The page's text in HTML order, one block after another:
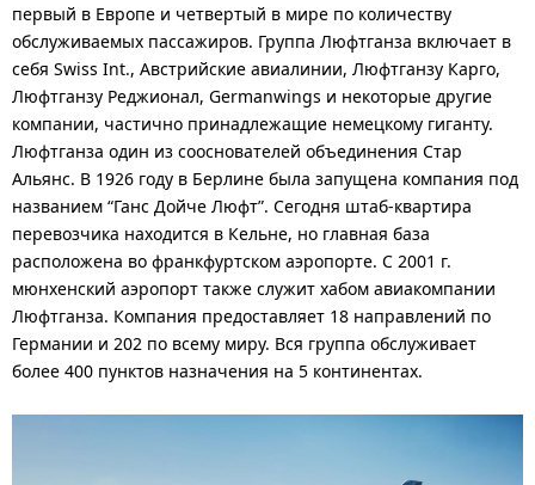
первый в Европе и четвертый в мире по количеству
обслуживаемых пассажиров. Группа Люфтганза включает в
себя Swiss Int., Австрийские авиалинии, Люфтганзу Карго,
Люфтганзу Реджионал, Germanwings и некоторые другие
компании, частично принадлежащие немецкому гиганту.
Люфтганза один из сооснователей объединения Стар
Альянс. В 1926 году в Берлине была запущена компания под
названием “Ганс Дойче Люфт”. Сегодня штаб-квартира
перевозчика находится в Кельне, но главная база
расположена во франкфуртском аэропорте. С 2001 г.
мюнхенский аэропорт также служит хабом авиакомпании
Люфтганза. Компания предоставляет 18 направлений по
Германии и 202 по всему миру. Вся группа обслуживает
более 400 пунктов назначения на 5 континентах.